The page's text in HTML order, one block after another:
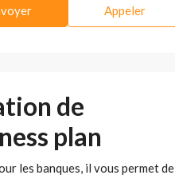
Appeler
de
plan
les banques, il vous permet de